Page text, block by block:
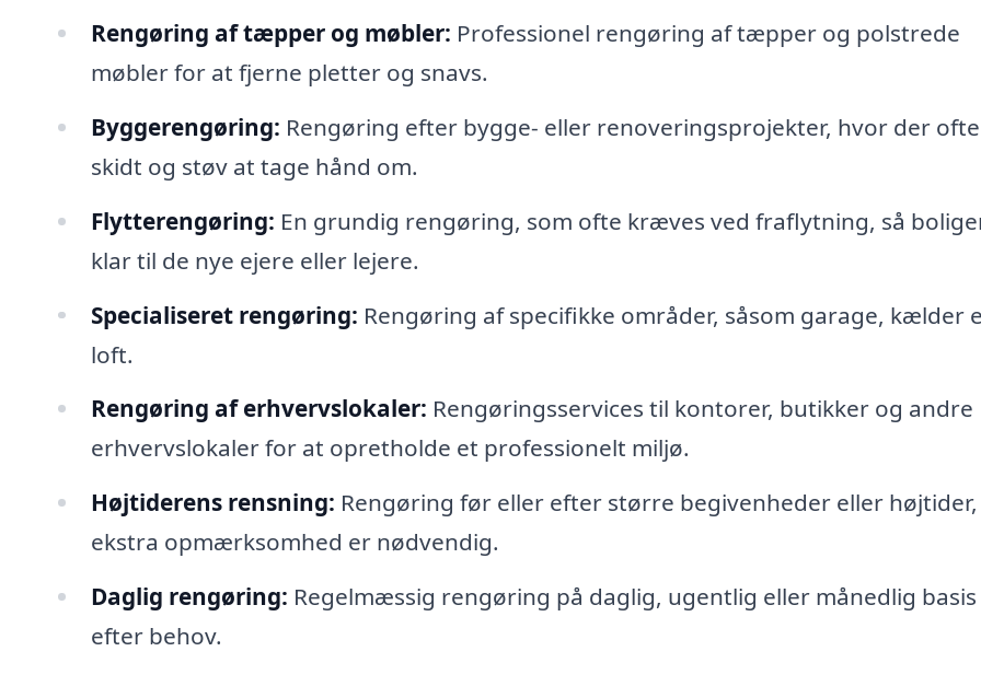
Rengøring af tæpper og møbler: Professionel rengøring af tæpper og polstrede
møbler for at fjerne pletter og snavs.
Byggerengøring: Rengøring efter bygge- eller renoveringsprojekter, hvor der
skidt og støv at tage hånd om.
Flytterengøring: En grundig rengøring, som ofte kræves ved fraflytning, så
klar til de nye ejere eller lejere.
Specialiseret rengøring: Rengøring af specifikke områder, såsom garage, kælder
loft.
Rengøring af erhvervslokaler: Rengøringsservices til kontorer, butikker og andre
erhvervslokaler for at opretholde et professionelt miljø.
Højtiderens rensning: Rengøring før eller efter større begivenheder eller
ekstra opmærksomhed er nødvendig.
Daglig rengøring: Regelmæssig rengøring på daglig, ugentlig eller månedlig
efter behov.